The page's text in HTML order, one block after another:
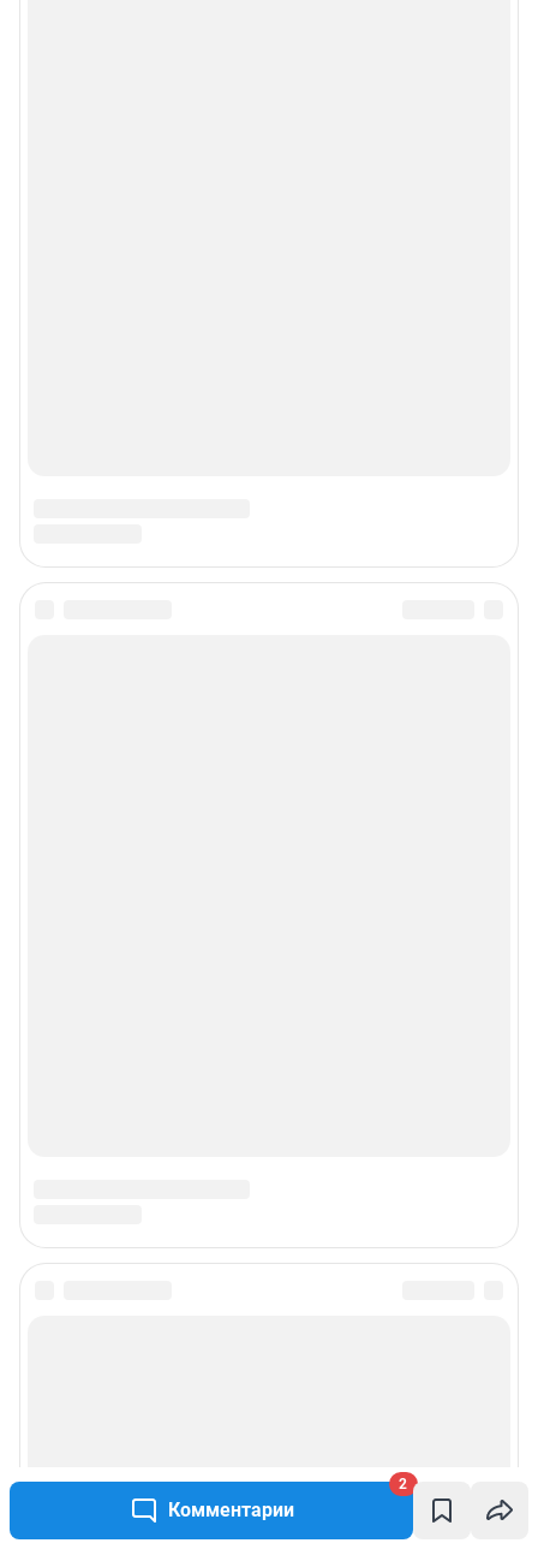
Комментарии
2